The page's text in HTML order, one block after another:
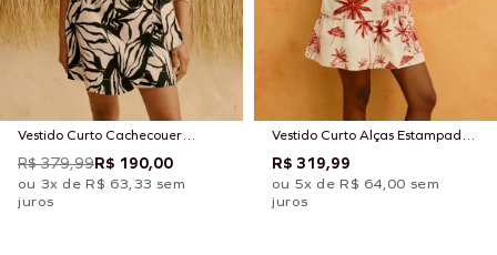
Vestido Curto Cachecouer
Estampado Cacau Zebra
R$ 379,99R$ 190,00
ou 3x de R$ 63,33 sem
juros
Vestido Curto Alças Estampado
Playa Blanca
R$ 319,99
ou 5x de R$ 64,00 sem
juros